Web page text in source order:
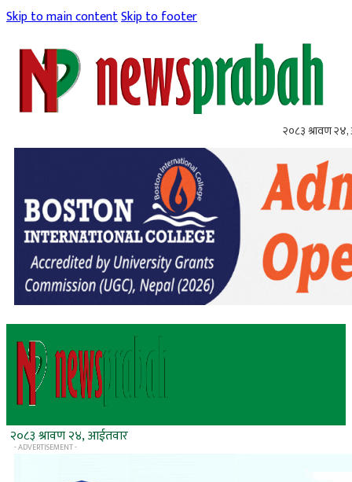
Skip to main contentSkip to footer
२०८३ श्रावण
२०८३ श्रावण २४, आईतवार
- ADVERTISEMENT -